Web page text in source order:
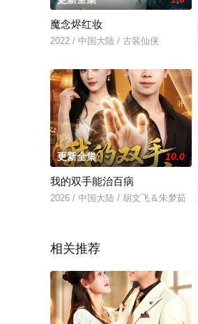
魔念烬红妆
2022 / 中国大陆 / 古装仙侠
更新全集 10.0
我的双手能治百病
2026 / 中国大陆 / 胡文飞＆朱梦茹
相关推荐